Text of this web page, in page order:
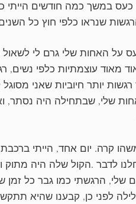
במשך כמה חודשים הייתי
שנראו כלפי חוץ כל השנים
על האחות שלי גרם לי
מאוד עוצמתיות כלפי נשים,
רגשות יותר חיוביות שאני
שלי, שבתחילה היה נסתר,
קרה. יום אחד, הייתי ברכבת
לדבר .הקול שלה היה
שלי, הרגשתי כמו גבר כל
לילה לפני כן, קבענו שהיא